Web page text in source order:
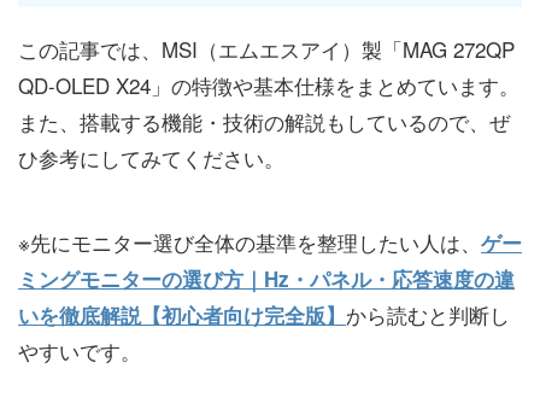
この記事では、MSI（エムエスアイ）製「MAG 272QP
QD-OLED X24」の特徴や基本仕様をまとめています。
また、搭載する機能・技術の解説もしているので、ぜ
ひ参考にしてみてください。
※先にモニター選び全体の基準を整理したい人は、 ゲー
ミングモニターの選び方｜Hz・パネル・応答速度の違
いを徹底解説【初心者向け完全版】 から読むと判断し
やすいです。